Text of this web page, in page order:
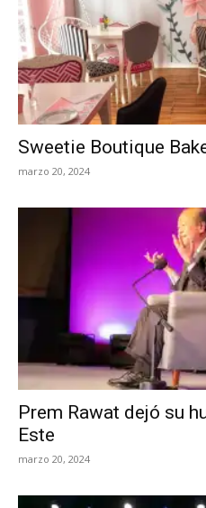
Sweetie Boutique
marzo 20, 2024
Prem Rawat dejó su
Este
marzo 20, 2024